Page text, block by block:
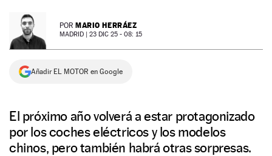
NEWSLETTER POR MARIO HERRÁEZ
MADRID | 23 DIC 25 - 08: 15
Añadir EL MOTOR en Google
El próximo año volverá a estar protagonizado
por los coches eléctricos y los modelos
chinos, pero también habrá otras sorpresas.